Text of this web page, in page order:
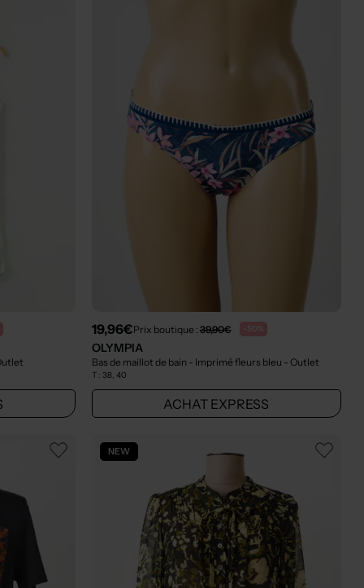
19,96€Prix boutique : 39,90€ -50%
OLYMPIA
Bas de maillot de bain - Imprimé fleurs bleu - Outlet
T : 38, 40
ACHAT EXPRESS
NEW